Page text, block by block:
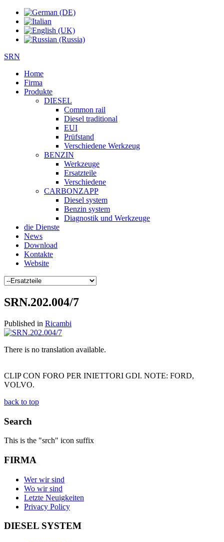
SRN
Home
Firma
Produkte
DIESEL
Common rail
Diesel traditional
EUI
Prüfstand
Verschiedene Werkzeug
BENZIN
Werkzeuge
Ersatzteile
Verschiedene
CARBONZAPP
Diesel system
Benzin system
Diagnostik und Werkzeuge
die Dienste
News
Download
Kontakte
Website
SRN.202.004/7
Published in Ricambi
There is no translation available.
CLIP CON FORO PER INIETTORI GDI. NOTE: FORD,
VOLVO.
back to top
Search
This is the "srch" icon suffix
FIRMA
Wer wir sind
Wo wir sind
Letzte Neuigkeiten
Privacy Policy
DIESEL SYSTEM